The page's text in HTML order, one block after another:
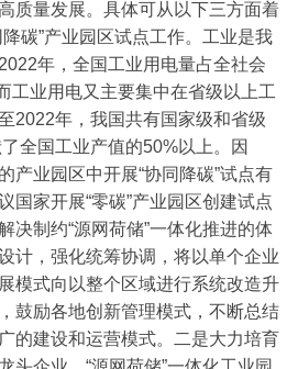
质量发展。具体可从以下三方面着
碳”产业园区试点工作。工业是我
年，全国工业用电量占全社会
工业用电又主要集中在省级以上工
2022年，我国共有国家级和省级
全国工业产值的50%以上。因
产业园区中开展“协同降碳”试点有
国家开展“零碳”产业园区创建试点
决制约“源网荷储”一体化推进的体
计，强化统筹协调，将以单个企业
模式向以整个区域进行系统改造升
鼓励各地创新管理模式，不断总结
的建设和运营模式。
二是大力培育